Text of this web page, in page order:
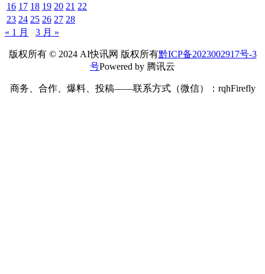
16 17 18 19 20 21 22
23 24 25 26 27 28
« 1 月
3 月 »
版权所有 © 2024 AI快讯网 版权所有黔ICP备2023002917号-3
号Powered by 腾讯云
商务、合作、爆料、投稿——联系方式（微信）：rqhFirefly